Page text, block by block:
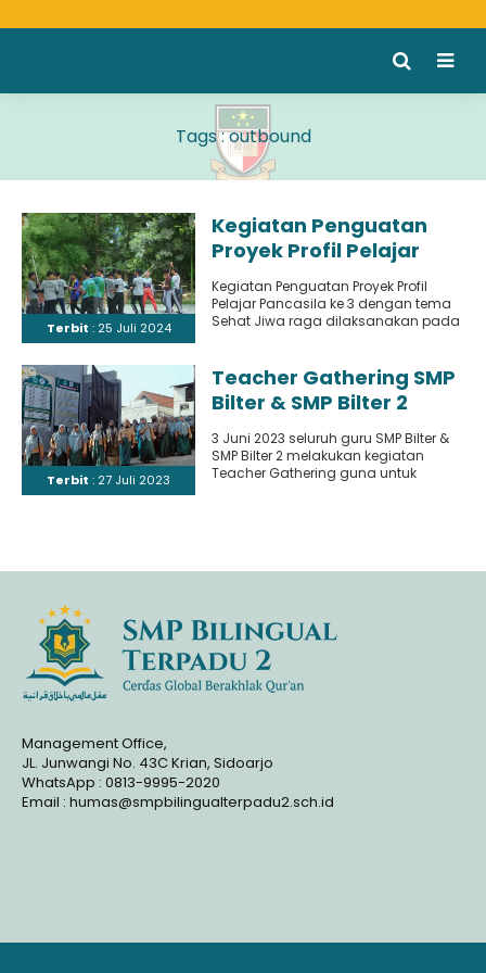
Tags : outbound
Terbit : 25 Juli 2024
Kegiatan Penguatan
Proyek Profil Pelajar
Pancasila ke 3 Tema
Sehat Jiwa Raga
Kegiatan Penguatan Proyek Profil
Pelajar Pancasila ke 3 dengan tema
Sehat Jiwa raga dilaksanakan pada
Terbit : 27 Juli 2023
Teacher Gathering SMP
Bilter & SMP Bilter 2
3 Juni 2023 seluruh guru SMP Bilter &
SMP Bilter 2 melakukan kegiatan
Teacher Gathering guna untuk
Management Office,
JL. Junwangi No. 43C Krian, Sidoarjo
WhatsApp : 0813-9995-2020
Email : humas@smpbilingualterpadu2.sch.id